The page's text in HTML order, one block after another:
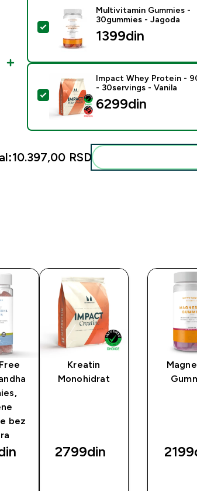
Select this product - Multivitamin
Multivitamin Gummies -
30gummies - Jagoda
1399din‎
Select this product - Impact
Impact Whey Protein -
- 30servings - Vanila
6299din‎
10.397,00 RSD‎
bez
Kreatin
Monohidrat
2799din‎